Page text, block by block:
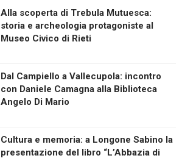
Alla scoperta di Trebula Mutuesca:
storia e archeologia protagoniste al
Museo Civico di Rieti
Dal Campiello a Vallecupola: incontro
con Daniele Camagna alla Biblioteca
Angelo Di Mario
Cultura e memoria: a Longone Sabino la
presentazione del libro “L’Abbazia di